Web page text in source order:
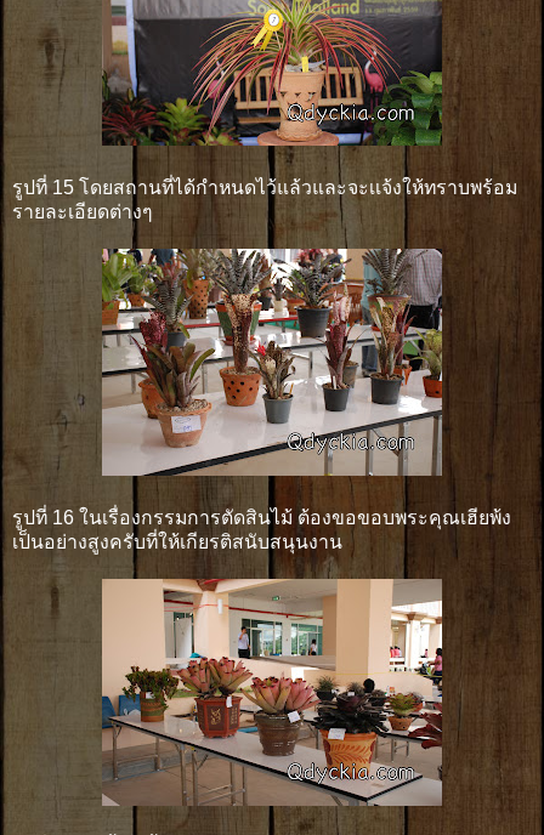
รูปที่ 15 โดยสถานที่ได้กำหนดไว้แล้วและจะเเจ้งให้ทราบพร้อม
รายละเอียดต่างๆ
รูปที่ 16 ในเรื่องกรรมการตัดสินไม้ ต้องขอขอบพระคุณเฮียพ้ง
เป็นอย่างสูงครับที่ให้เกียรติสนับสนุนงาน